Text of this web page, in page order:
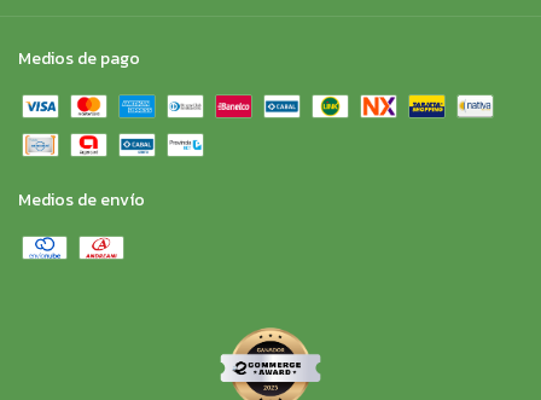
Medios de pago
Medios de envío